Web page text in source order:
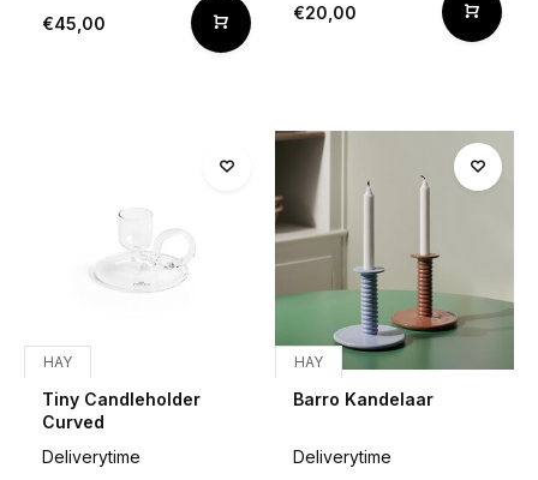
€45,00
€20,00
HAY
Tiny Candleholder
Curved
Deliverytime
HAY
Barro Kandelaar
Deliverytime